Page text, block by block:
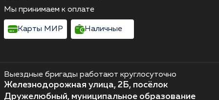
Выездные бригады работают круглосуточно
Железнодорожная улица, 2Б, посёлок
Дружелюбный, муниципальное образование
Мы принимаем к оплате
Карты МИР Наличные